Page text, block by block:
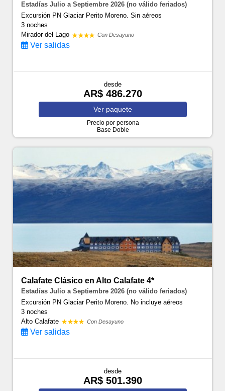
Estadías Julio a Septiembre 2026 (no válido feriados)
Excursión PN Glaciar Perito Moreno. Sin aéreos
3 noches
Mirador del Lago
Con Desayuno
Ver salidas
desde
AR$ 486.270
Ver paquete
Precio por persona
Base Doble
Calafate Clásico en Alto Calafate 4*
Estadías Julio a Septiembre 2026 (no válido feriados)
Excursión PN Glaciar Perito Moreno. No incluye aéreos
3 noches
Alto Calafate
Con Desayuno
Ver salidas
desde
AR$ 501.390